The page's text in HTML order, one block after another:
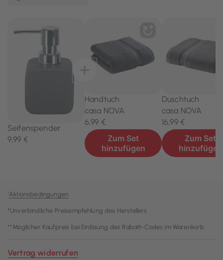
¹Aktionsbedingungen
*Unverbindliche Preisempfehlung des Herstellers
**Möglicher Kaufpreis bei Einlösung des Rabatt-Codes im Warenkorb
Vertrag widerrufen